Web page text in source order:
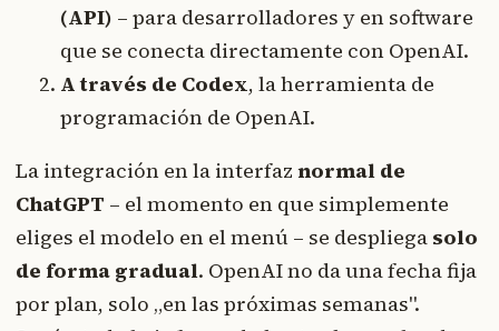
(API) – para desarrolladores y en software
que se conecta directamente con OpenAI.
A través de Codex, la herramienta de
programación de OpenAI.
La integración en la interfaz normal de
ChatGPT – el momento en que simplemente
eliges el modelo en el menú – se despliega solo
de forma gradual. OpenAI no da una fecha fija
por plan, solo „en las próximas semanas".